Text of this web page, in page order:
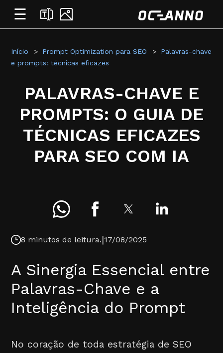
☰
Início Prompt Optimization para SEO
Palavras-chave
e prompts: técnicas eficazes
PALAVRAS-CHAVE E
PROMPTS: O GUIA DE
TÉCNICAS EFICAZES
PARA SEO COM IA
8 minutos de leitura.|17/08/2025
A Sinergia Essencial entre
Palavras-Chave e a
Inteligência do Prompt
No coração de toda estratégia de SEO